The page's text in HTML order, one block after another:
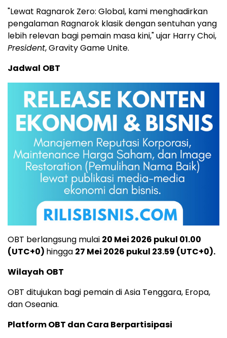
"Lewat Ragnarok Zero: Global, kami menghadirkan
pengalaman Ragnarok klasik dengan sentuhan yang
lebih relevan bagi pemain masa kini," ujar Harry Choi,
President, Gravity Game Unite.
Jadwal OBT
OBT berlangsung mulai 20 Mei 2026 pukul 01.00
(UTC+0) hingga 27 Mei 2026 pukul 23.59 (UTC+0).
Wilayah OBT
OBT ditujukan bagi pemain di Asia Tenggara, Eropa,
dan Oseania.
Platform OBT dan Cara Berpartisipasi